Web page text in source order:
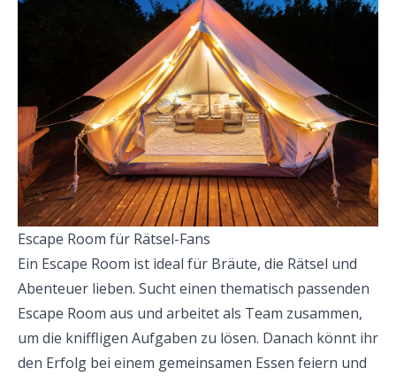
Escape Room für Rätsel-Fans
Ein Escape Room ist ideal für Bräute, die Rätsel und
Abenteuer lieben. Sucht einen thematisch passenden
Escape Room aus und arbeitet als Team zusammen,
um die kniffligen Aufgaben zu lösen. Danach könnt ihr
den Erfolg bei einem gemeinsamen Essen feiern und